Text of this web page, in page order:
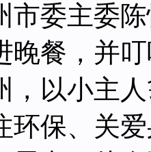
市委主委
晚餐，并
，以小主
环保、关